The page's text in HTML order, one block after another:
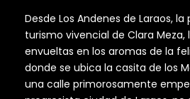
Desde Los Andenes de Laraos,
turismo vivencial de Clara
envueltas en los aromas de la
donde se ubica la casita de los
una calle primorosamente